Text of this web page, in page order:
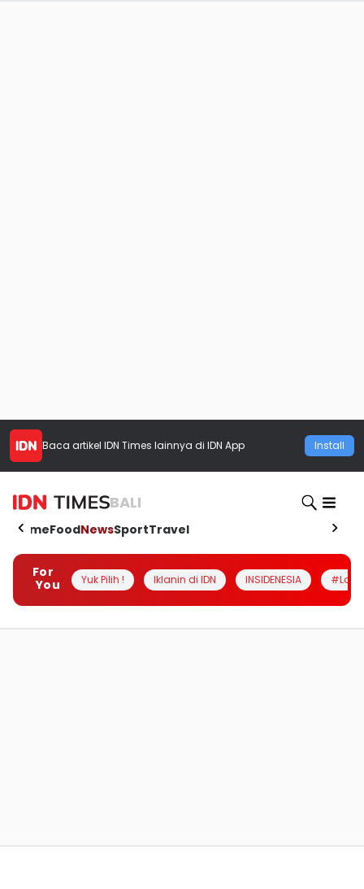
Baca artikel IDN Times lainnya di IDN App Install
BALI
HomeFoodNewsSportTravel
For
You
Yuk Pilih ! Iklanin di IDN INSIDENESIA